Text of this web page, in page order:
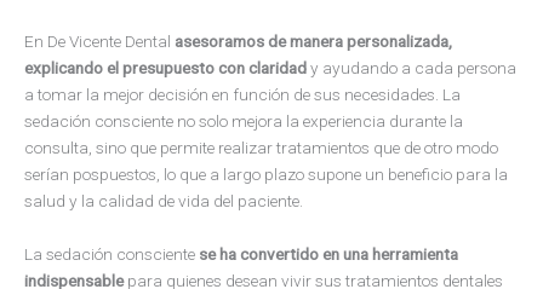
En De Vicente Dental asesoramos de manera personalizada,
explicando el presupuesto con claridady ayudando a cada persona
a tomar la mejor decisión en función de sus necesidades. La
sedación consciente no solo mejora la experiencia durante la
consulta, sino que permite realizar tratamientos que de otro modo
serían pospuestos, lo que a largo plazo supone un beneficio para la
salud y la calidad de vida del paciente.
La sedación consciente se ha convertido en una herramienta
indispensablepara quienes desean vivir sus tratamientos dentales